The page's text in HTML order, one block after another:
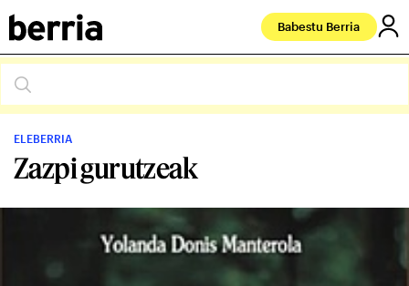
Babestu Berria
ELEBERRIA
Zazpi gurutzeak